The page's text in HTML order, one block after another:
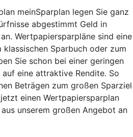
meinSparplan legen Sie ganz
abgestimmt Geld in
Wertpapiersparpläne sind eine
Sparbuch oder zum
Sie schon bei einer geringen
eine attraktive Rendite. So
Beträgen zum großen Sparziel
einen Wertpapiersparplan
unserem großen Angebot an